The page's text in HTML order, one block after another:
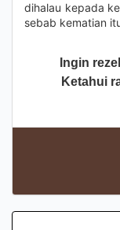
dihalau kepada
sebab kematian
Ingin
Ketahui